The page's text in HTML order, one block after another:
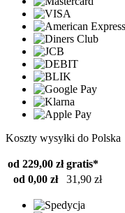
Koszty wysyłki do Polska
od 229,00 zł gratis*
od 0,00 zł
31,90 zł